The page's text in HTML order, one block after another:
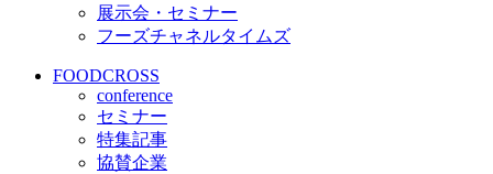
展示会・セミナー
フーズチャネルタイムズ
FOODCROSS
conference
セミナー
特集記事
協賛企業